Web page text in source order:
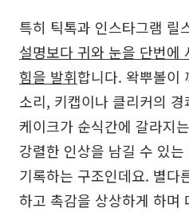
특히 틱톡과 인스타그램 릴
설명보다 귀와 눈을 단번에
힘을 발휘합니다. 왁뿌볼이
소리, 키캡이나 클리커의
케이크가 순식간에 갈라지
강렬한 인상을 남길 수 있
기록하는 구조인데요. 별다
하고 촉감을 상상하게 하며